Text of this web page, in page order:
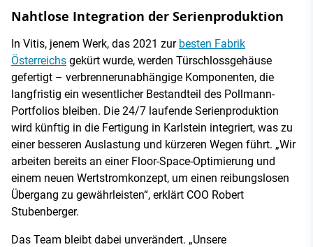
Nahtlose Integration der Serienproduktion
In Vitis, jenem Werk, das 2021 zur besten Fabrik
Österreichs gekürt wurde, werden Türschlossgehäuse
gefertigt – verbrennerunabhängige Komponenten, die
langfristig ein wesentlicher Bestandteil des Pollmann-
Portfolios bleiben. Die 24/7 laufende Serienproduktion
wird künftig in die Fertigung in Karlstein integriert, was zu
einer besseren Auslastung und kürzeren Wegen führt. „Wir
arbeiten bereits an einer Floor-Space-Optimierung und
einem neuen Wertstromkonzept, um einen reibungslosen
Übergang zu gewährleisten“, erklärt COO Robert
Stubenberger.
Das Team bleibt dabei unverändert. „Unsere